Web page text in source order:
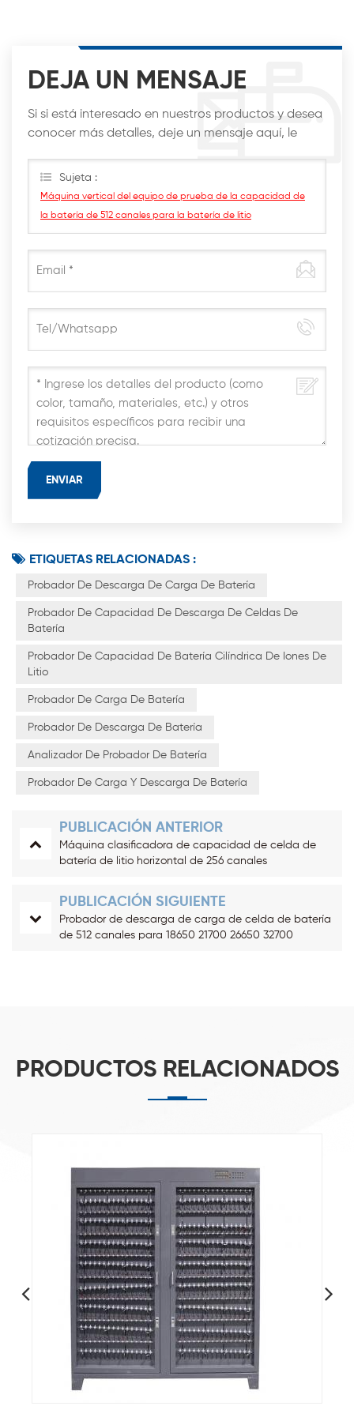
DEJA UN MENSAJE
Si si está interesado en nuestros productos y desea
conocer más detalles, deje un mensaje aquí, le
Sujeta :
Máquina vertical del equipo de prueba de la capacidad de
la batería de 512 canales para la batería de litio
ETIQUETAS RELACIONADAS :
Probador De Descarga De Carga De Batería
Probador De Capacidad De Descarga De Celdas De
Batería
Probador De Capacidad De Batería Cilíndrica De Iones De
Litio
Probador De Carga De Batería
Probador De Descarga De Batería
Analizador De Probador De Batería
Probador De Carga Y Descarga De Batería
PUBLICACIÓN ANTERIOR
Máquina clasificadora de capacidad de celda de
batería de litio horizontal de 256 canales
PUBLICACIÓN SIGUIENTE
Probador de descarga de carga de celda de batería
de 512 canales para 18650 21700 26650 32700
PRODUCTOS RELACIONADOS